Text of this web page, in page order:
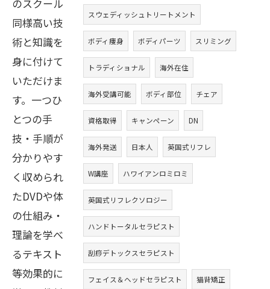
スウェディッシュトリートメント
ボディ痩身 ボディパーツ スリミング
トラディショナル 海外在住
海外受講可能 ボディ部位 チェア
資格取得 キャンペーン DN
海外発送 日本人 英国式リフレ
W講座 ハワイアンロミロミ
英国式リフレクソロジー
ハンドトータルセラピスト
刮痧デトックスセラピスト
フェイス＆ヘッドセラピスト 猫背矯正
のスクール
同様高い技
術と知識を
身に付けて
いただけま
す。一つひ
とつの手
技・手順が
分かりやす
く収められ
たDVDや体
の仕組み・
理論を学べ
るテキスト
等効果的に